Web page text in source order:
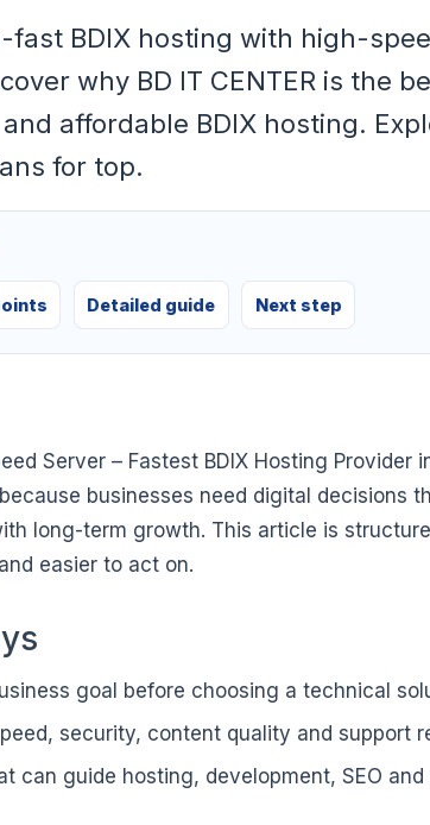
fast BDIX hosting with high-
why BD IT CENTER is the
affordable BDIX hosting.
for top.
Detailed guide Next step
Server – Fastest BDIX Hosting Provider
businesses need digital decisions
long-term growth. This article is
easier to act on.
goal before choosing a technical
security, content quality and support
can guide hosting, development, SEO